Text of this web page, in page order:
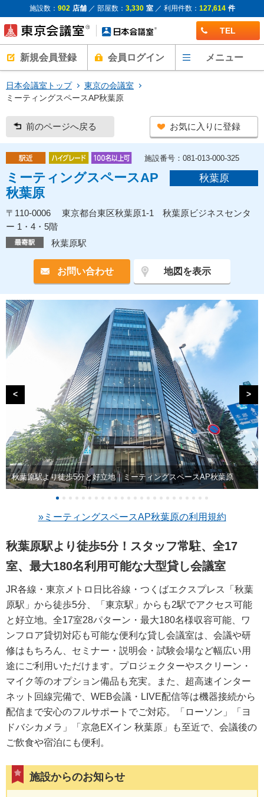
施設数： 902 店舗／ 部屋数： 3,330 室／ 利用件数： 127,614 件
TEL
新規会員登録 会員ログイン メニュー
日本会議室トップ
東京の会議室
ミーティングスペースAP秋葉原
前のページへ戻る お気に入りに登録
施設番号：081-013-000-325
ミーティングスペースAP
秋葉原
秋葉原
〒110-0006 東京都台東区秋葉原1-1 秋葉原ビジネスセンタ
ー 1・4・5階
秋葉原駅
お問い合わせ 地図を表示
秋葉原駅より徒歩5分と好立地｜ミーティングスペースAP秋葉原
< >
»ミーティングスペースAP秋葉原の利用規約
秋葉原駅より徒歩5分！スタッフ常駐、全17
室、最大180名利用可能な大型貸し会議室
JR各線・東京メトロ日比谷線・つくばエクスプレス「秋葉
原駅」から徒歩5分、「東京駅」からも2駅でアクセス可能
と好立地。全17室28パターン・最大180名様収容可能、ワ
ンフロア貸切対応も可能な便利な貸し会議室は、会議や研
修はもちろん、セミナー・説明会・試験会場など幅広い用
途にご利用いただけます。プロジェクターやスクリーン・
マイク等のオプション備品も充実。また、超高速インター
ネット回線完備で、WEB会議・LIVE配信等は機器接続から
配信まで安心のフルサポートでご対応。「ローソン」「ヨ
ドバシカメラ」「京急EXイン 秋葉原」も至近で、会議後の
ご飲食や宿泊にも便利。
施設からのお知らせ